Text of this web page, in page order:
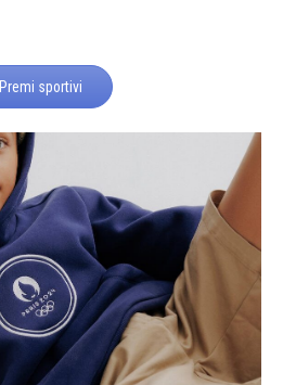
Premi sportivi